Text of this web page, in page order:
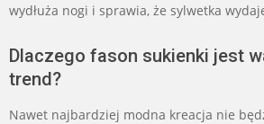
wydłuża nogi i sprawia, że sylwetka
Dlaczego fason sukienki jest
trend?
Nawet najbardziej modna kreacja nie